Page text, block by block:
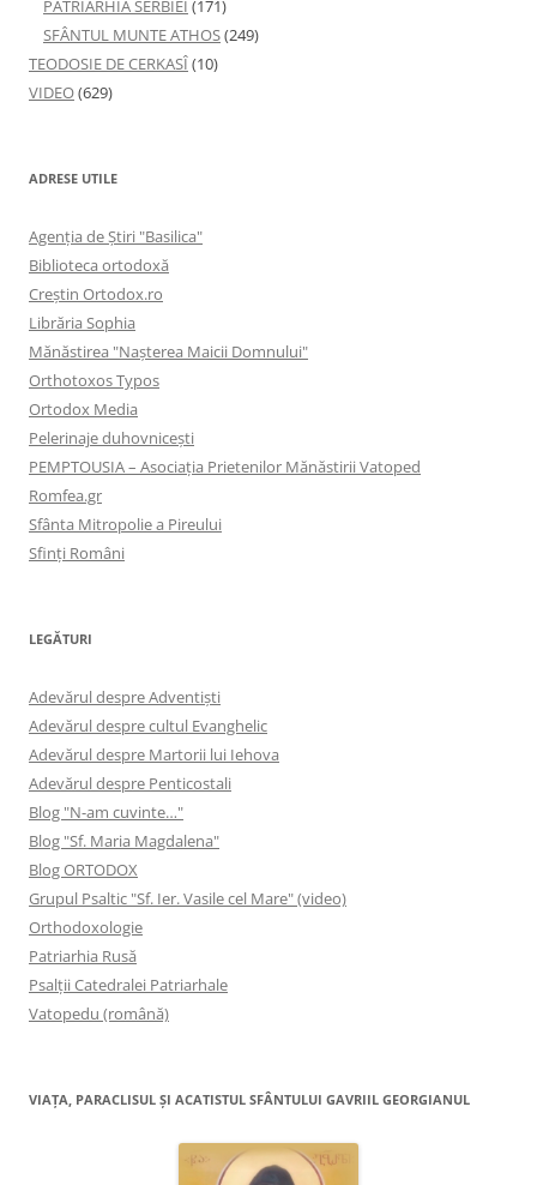
PATRIARHIA SERBIEI (171)
SFÂNTUL MUNTE ATHOS(249)
TEODOSIE DE CERKASÎ(10)
VIDEO(629)
ADRESE UTILE
Agenţia de Ştiri "Basilica"
Biblioteca ortodoxă
Creştin Ortodox.ro
Librăria Sophia
Mănăstirea "Naşterea Maicii Domnului"
Orthotoxos Typos
Ortodox Media
Pelerinaje duhovnicești
PEMPTOUSIA – Asociația Prietenilor Mănăstirii Vatoped
Romfea.gr
Sfânta Mitropolie a Pireului
Sfinţi Români
LEGĂTURI
Adevărul despre Adventişti
Adevărul despre cultul Evanghelic
Adevărul despre Martorii lui Iehova
Adevărul despre Penticostali
Blog "N-am cuvinte…"
Blog "Sf. Maria Magdalena"
Blog ORTODOX
Grupul Psaltic "Sf. Ier. Vasile cel Mare" (video)
Orthodoxologie
Patriarhia Rusă
Psalţii Catedralei Patriarhale
Vatopedu (română)
VIAŢA, PARACLISUL ŞI ACATISTUL SFÂNTULUI GAVRIIL GEORGIANUL